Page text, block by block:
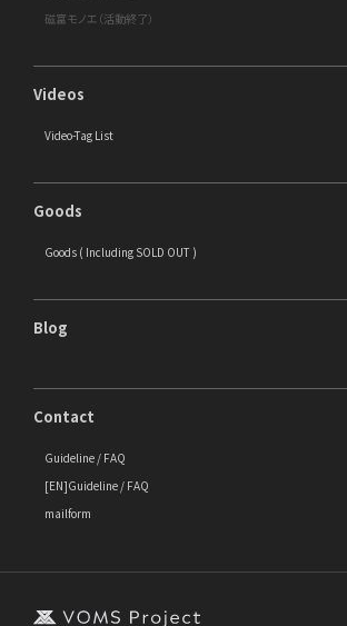
磁富モノエ（活動終了）
Videos
Video-Tag List
Goods
Goods ( Including SOLD OUT )
Blog
Contact
Guideline / FAQ
[EN]Guideline / FAQ
mailform